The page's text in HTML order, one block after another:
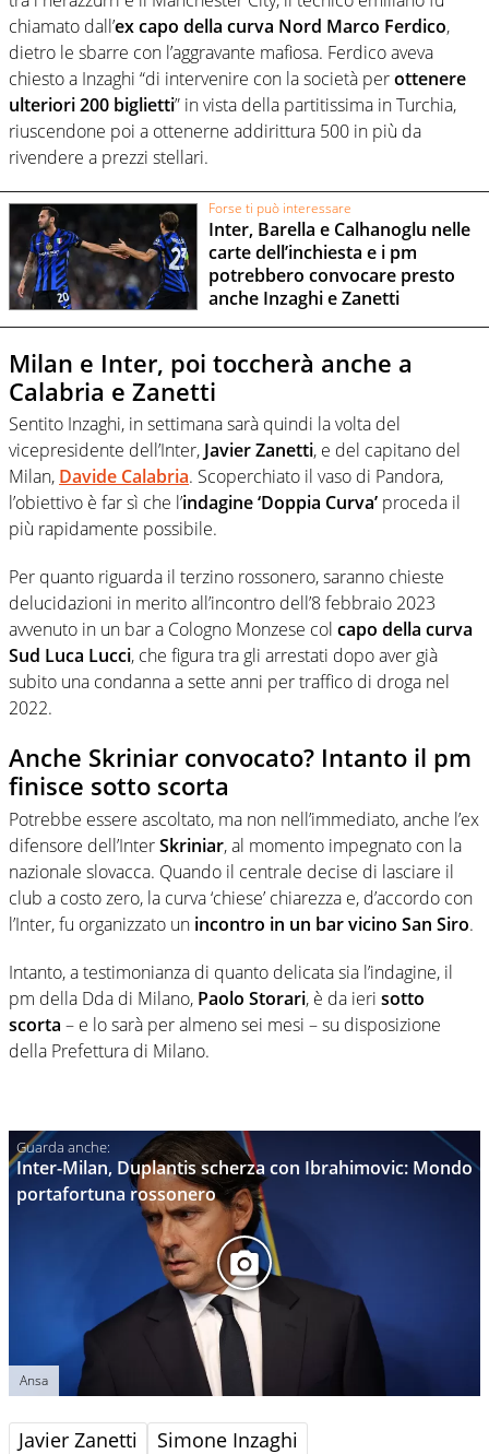
chiamato dall’ex capo della curva Nord Marco Ferdico,
dietro le sbarre con l’aggravante mafiosa. Ferdico aveva
chiesto a Inzaghi “di intervenire con la società perottenere
ulteriori 200 biglietti” in vista della partitissima in Turchia,
riuscendone poi a ottenerne addirittura 500 in più da
rivendere a prezzi stellari.
Forse ti può interessare
Inter, Barella e Calhanoglu nelle
carte dell’inchiesta e i pm
potrebbero convocare presto
anche Inzaghi e Zanetti
Milan e Inter, poi toccherà anche a
Calabria e Zanetti
Sentito Inzaghi, in settimana sarà quindi la volta del
vicepresidente dell’Inter, Javier Zanetti, e del capitano del
Milan, Davide Calabria. Scoperchiato il vaso di Pandora,
l’obiettivo è far sì che l’indagine ‘Doppia Curva’ proceda il
più rapidamente possibile.
Per quanto riguarda il terzino rossonero, saranno chieste
delucidazioni in merito all’incontro dell’8 febbraio 2023
avvenuto in un bar a Cologno Monzese col capo della curva
Sud Luca Lucci, che figura tra gli arrestati dopo aver già
subito una condanna a sette anni per traffico di droga nel
2022.
Anche Skriniar convocato? Intanto il pm
finisce sotto scorta
Potrebbe essere ascoltato, ma non nell’immediato, anche l’ex
difensore dell’InterSkriniar, al momento impegnato con la
nazionale slovacca. Quando il centrale decise di lasciare il
club a costo zero, la curva ‘chiese’ chiarezza e, d’accordo con
l’Inter, fu organizzato un incontro in un bar vicino San Siro.
Intanto, a testimonianza di quanto delicata sia l’indagine, il
pm della Dda di Milano, Paolo Storari, è da ieri sotto
scorta – e lo sarà per almeno sei mesi – su disposizione
della Prefettura di Milano.
Inter-Milan, Duplantis scherza con Ibrahimovic: Mondo
portafortuna rossonero
Ansa
Javier Zanetti Simone Inzaghi